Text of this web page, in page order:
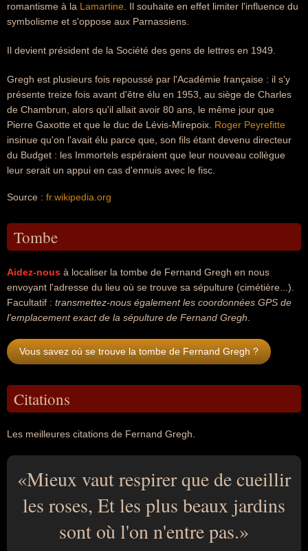
romantisme à la Lamartine . Il souhaite en effet limiter l'influence du
symbolisme et s'oppose aux Parnassiens.
Il devient président de la Société des gens de lettres en 1949.
Gregh est plusieurs fois repoussé par l'Académie française : il s'y
présente treize fois avant d'être élu en 1953, au siège de Charles
de Chambrun, alors qu'il allait avoir 80 ans, le même jour que
Pierre Gaxotte et que le duc de Lévis-Mirepoix. Roger Peyrefitte
insinue qu'on l'avait élu parce que, son fils étant devenu directeur
du Budget : les Immortels espéraient que leur nouveau collègue
leur serait un appui en cas d'ennuis avec le fisc.
Source : fr.wikipedia.org
Tombe
Aidez-nous à localiser la tombe de Fernand Gregh en nous
envoyant l'adresse du lieu où se trouve sa sépulture (cimétière...).
Facultatif : transmettez-nous également les coordonnées GPS de
l'emplacement exact de la sépulture de Fernand Gregh
Vous savez où se trouve la tombe de Fernand Gregh ?
Citations
Les meilleures citations de Fernand Gregh.
Mieux vaut respirer que de cueillir
les roses, Et les plus beaux jardins
sont où l'on n'entre pas.